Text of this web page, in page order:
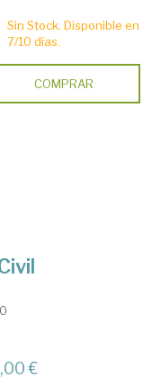
Sin Stock. Disponible en
7/10 días.
COMPRAR
€